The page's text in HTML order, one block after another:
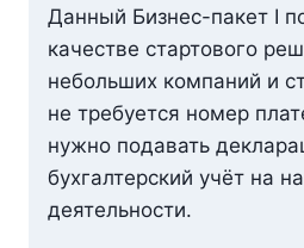
Данный Бизнес-пакет I
качестве стартового
небольших компаний и
не требуется номер
нужно подавать
бухгалтерский учёт на
деятельности.